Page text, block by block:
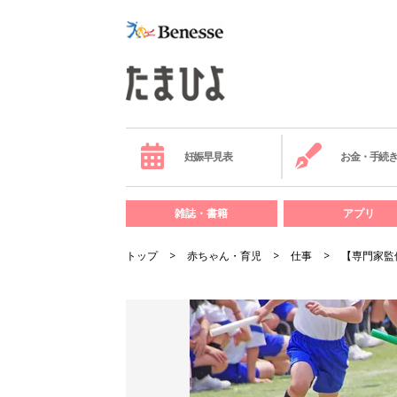
妊娠早見表 お金・手続き
雑誌・書籍 アプリ
トップ 赤ちゃん・育児 仕事 【専門家